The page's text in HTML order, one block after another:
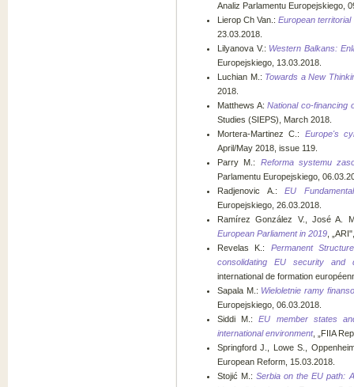
Analiz Parlamentu Europejskiego,
Lierop Ch Van.:European territorial
23.03.2018.
Lilyanova V.: Western Balkans:
Europejskiego, 13.03.2018.
Luchian M.: Towards a New
2018.
Matthews A:National co-financing
Studies (SIEPS), March 2018.
Mortera-Martinez C.: Europe's
April/May 2018, issue 119.
Parry M.: Reforma systemu
Parlamentu Europejskiego,
Radjenovic A.: EU
Europejskiego, 26.03.2018.
Ramírez González V., José A.
European Parliament in 2019 ,
Revelas K.: Permanent
consolidating EU security and
international de formation
Sapala M.: Wieloletnie ramy
Europejskiego, 06.03.2018.
Siddi M.:EU member states
international environment, „FIIA
Springford J., Lowe S.,
European Reform, 15.03.2018.
Stojić M.:Serbia on the EU path: